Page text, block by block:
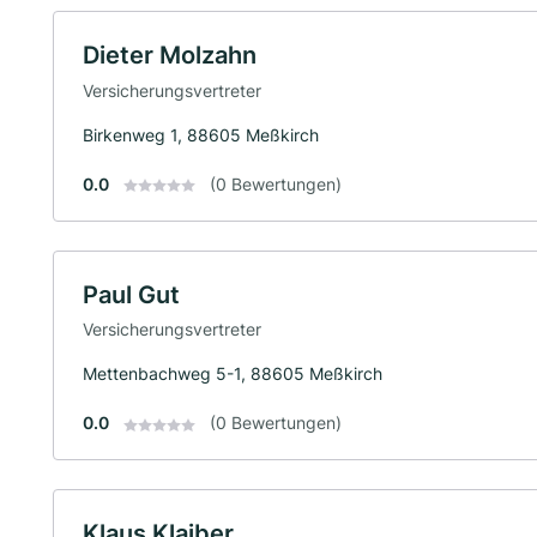
Dieter Molzahn
Versicherungsvertreter
Birkenweg 1, 88605 Meßkirch
0.0 (0 Bewertungen)
Paul Gut
Versicherungsvertreter
Mettenbachweg 5-1, 88605 Meßkirch
0.0 (0 Bewertungen)